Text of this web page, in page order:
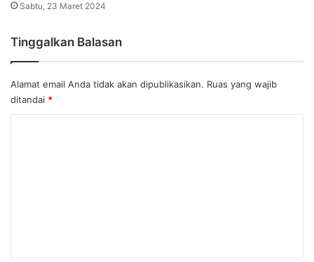
Sabtu, 23 Maret 2024
Tinggalkan Balasan
Alamat email Anda tidak akan dipublikasikan. Ruas yang wajib
ditandai *